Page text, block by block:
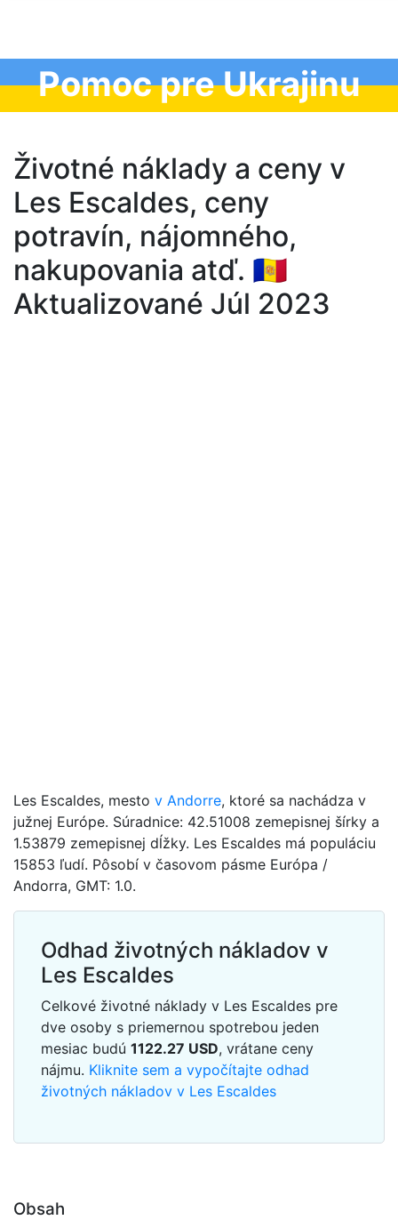
Pomoc pre Ukrajinu
Životné náklady a ceny v
Les Escaldes, ceny
potravín, nájomného,
nakupovania atď. 🇦🇩
Aktualizované Júl 2023
Obsah
Les Escaldes, mesto v Andorre, ktoré sa nachádza v
južnej Európe. Súradnice: 42.51008 zemepisnej šírky a
1.53879 zemepisnej dĺžky. Les Escaldes má populáciu
15853 ľudí. Pôsobí v časovom pásme Európa /
Andorra, GMT: 1.0.
Odhad životných nákladov v
Les Escaldes
Celkové životné náklady v Les Escaldes pre
dve osoby s priemernou spotrebou jeden
mesiac budú 1122.27 USD, vrátane ceny
nájmu. Kliknite sem a vypočítajte odhad
životných nákladov v Les Escaldes